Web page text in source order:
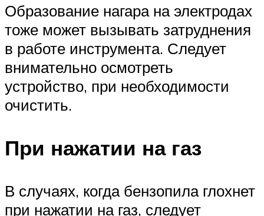
Образование нагара на электродах
тоже может вызывать затруднения
в работе инструмента. Следует
внимательно осмотреть
устройство, при необходимости
очистить.
При нажатии на газ
В случаях, когда бензопила глохнет
при нажатии на газ, следует